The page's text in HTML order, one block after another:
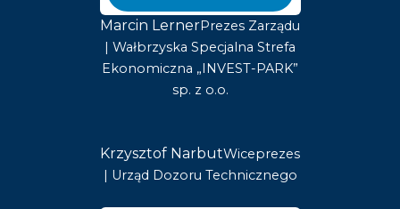
Marcin LernerPrezes Zarządu
| Wałbrzyska Specjalna Strefa
Ekonomiczna „INVEST-PARK”
sp. z o.o.
Krzysztof NarbutWiceprezes
| Urząd Dozoru Technicznego